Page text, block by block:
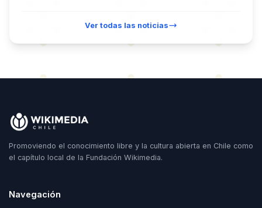
Ver todas las noticias
Promoviendo el conocimiento libre y la cultura abierta en Chile como
el capítulo local de la Fundación Wikimedia.
Navegación